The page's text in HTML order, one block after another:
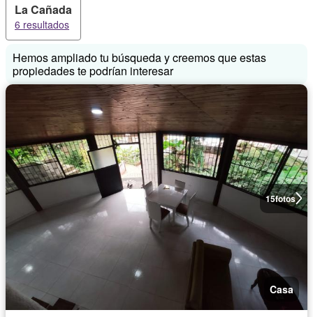
La Cañada
6 resultados
Hemos ampliado tu búsqueda y creemos que estas
propiedades te podrían interesar
15fotos
Casa